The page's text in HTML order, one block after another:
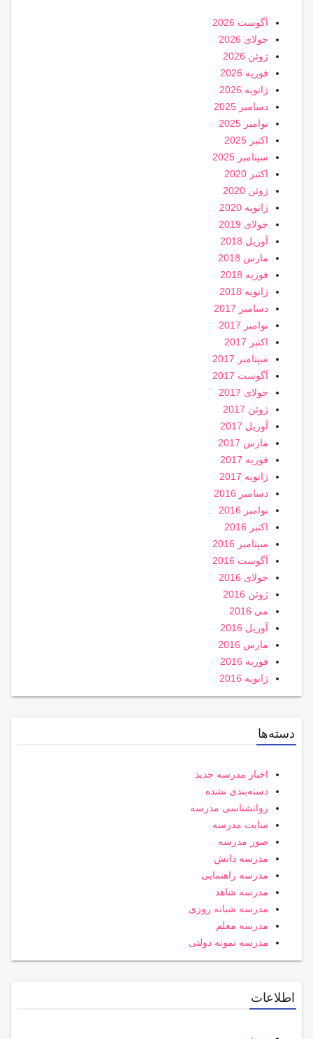
آگوست 2026
جولای 2026
ژوئن 2026
فوریه 2026
ژانویه 2026
دسامبر 2025
نوامبر 2025
اکتبر 2025
سپتامبر 2025
اکتبر 2020
ژوئن 2020
ژانویه 2020
جولای 2019
آوریل 2018
مارس 2018
فوریه 2018
ژانویه 2018
دسامبر 2017
نوامبر 2017
اکتبر 2017
سپتامبر 2017
آگوست 2017
جولای 2017
ژوئن 2017
آوریل 2017
مارس 2017
فوریه 2017
ژانویه 2017
دسامبر 2016
نوامبر 2016
اکتبر 2016
سپتامبر 2016
آگوست 2016
جولای 2016
ژوئن 2016
می 2016
آوریل 2016
مارس 2016
فوریه 2016
ژانویه 2016
دسته‌ها
اخبار مدرسه جدید
دسته‌بندی نشده
روانشناسی مدرسه
سایت مدرسه
صور مدرسه
مدرسه دانش
مدرسه راهنمایی
مدرسه شاهد
مدرسه شبانه روزی
مدرسه معلم
مدرسه نمونه دولتی
اطلاعات